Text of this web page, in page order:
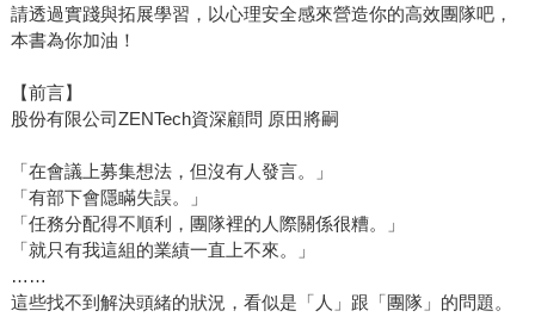
請透過實踐與拓展學習，以心理安全感來營造你的高效團隊吧，
本書為你加油！
【前言】
股份有限公司ZENTech資深顧問 原田將嗣
「在會議上募集想法，但沒有人發言。」
「有部下會隱瞞失誤。」
「任務分配得不順利，團隊裡的人際關係很糟。」
「就只有我這組的業績一直上不來。」
……
這些找不到解決頭緒的狀況，看似是「人」跟「團隊」的問題。